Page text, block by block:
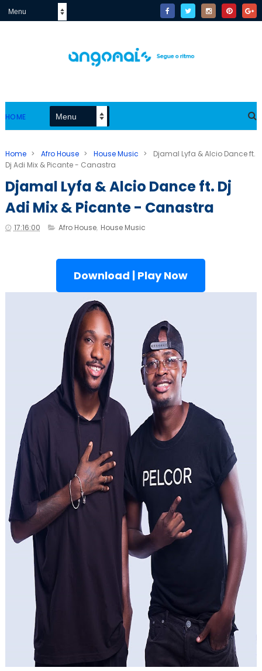
HOME
Home > Afro House > House Music >
Djamal Lyfa & Alcio Dance ft.
Dj Adi Mix & Picante - Canastra
Djamal Lyfa & Alcio Dance ft. Dj
Adi Mix & Picante - Canastra
17:16:00 Afro House, House Music
Download | Play Now